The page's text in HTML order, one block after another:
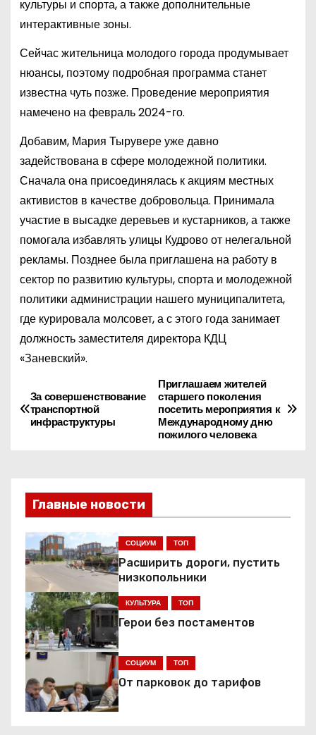
культуры и спорта, а также дополнительные
интерактивные зоны.
Сейчас жительница молодого города продумывает
нюансы, поэтому подробная программа станет
известна чуть позже. Проведение мероприятия
намечено на февраль 2024-го.
Добавим, Мария Тырувере уже давно
задействована в сфере молодежной политики.
Сначала она присоединялась к акциям местных
активистов в качестве добровольца. Принимала
участие в высадке деревьев и кустарников, а также
помогала избавлять улицы Кудрово от нелегальной
рекламы. Позднее была приглашена на работу в
сектор по развитию культуры, спорта и молодежной
политики администрации нашего муниципалитета,
где курировала молсовет, а с этого года занимает
должность заместителя директора КДЦ
«Заневский».
Н
а
г
а
ц
и
я
п
о
з
Приглашаем жителей
старшего поколения
посетить мероприятия к
Международному дню
пожилого человека
За совершенствование
транспортной
инфраструктуры
Главные новости
СОЦИУМ ТОП
Расширить дороги, пустить
низкопольники
КУЛЬТУРА ТОП
Герои без постаментов
СОЦИУМ ТОП
От парковок до тарифов